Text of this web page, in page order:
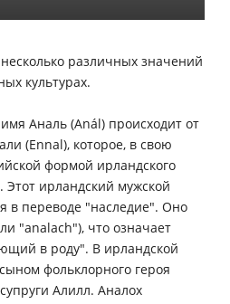
различных значений
культурах.
Аналь (Anál) происходит от
(Ennal), которое, в свою
формой ирландского
ирландский мужской
в переводе "наследие". Оно
"analach"), что означает
в роду". В ирландской
фольклорного героя
Алилл. Аналох